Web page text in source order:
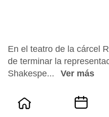
En el teatro de la cárcel
de terminar la
Shakespe...
Ver más